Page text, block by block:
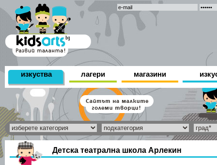
изкуства лагери магазини
Детска театрална школа Арлекин